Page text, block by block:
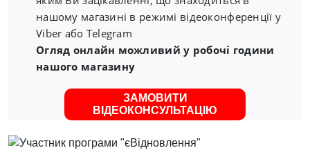
нашому магазині в режимі відеоконференції у
Viber або Telegram
Огляд онлайн можливий у робочі години
нашого магазину
ЗАМОВИТИ
ВІДЕОКОНСУЛЬТАЦІЮ